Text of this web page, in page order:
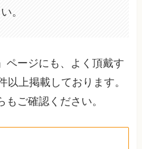
。
」ページにも、よく頂戴す
以上掲載しております。
ご確認ください。